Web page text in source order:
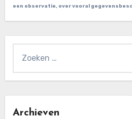
een observatie, over vooral
Archieven